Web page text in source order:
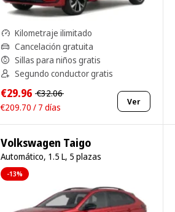
Kilometraje ilimitado
Cancelación gratuita
Sillas para niños gratis
Segundo conductor gratis
€29.96 €32.06
€209.70 / 7 días
Ver
Volkswagen Taigo
Automático, 1.5 L, 5 plazas
-13%